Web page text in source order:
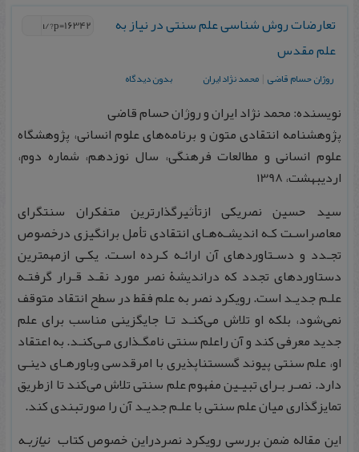
تعارضات روش شناسی علم سنتی در نیاز به
علم مقدس
روژان حسام قاضی |محمد نژاد ایران بدون دیدگاه
نویسنده: محمد نژاد ایران و روژان حسام قاضی
پژوهشنامه انتقادی متون و برنامه‌های علوم انسانی، پژوهشگاه
علوم انسانی و مطالعات فرهنگی، سال نوزدهم، شماره دوم،
اردیبهشت، 1398
سید حسین نصریکی ازتأثیرگذارترین متفکران سنت­گرای
معاصراسـت کـه اندیشـه‌­هـای انتقادی تأمل برانگیزی درخصوص
تجـدد و دسـتاوردهای آن ارائـه کـرده اسـت. یکـی ازمهمترین
دستاوردهای تجدد که دراندیشۀ نصر مورد نقـد قـرار گرفتـه
علـم جدیـد است. رویکرد نصر به علم فقط در سطح انتقاد متوقف
نمی­‌شود، بلکه او تلاش می­‌کنـد تـا جایگزینی مناسب برای علم
جدید معرفی کند و آن راعلم سنتی نامگـذاری مـی‌کنـد. به اعتقاد
او، علم سنتی پیوند گسستناپذیری با امرقدسی وباورهـای دینـی
دارد. نصـر بـرای تبیـین مفهوم علم سنتی تلاش می­‌کند تا ازطریق
تمایزگذاری میان علم سنتی با علـم جدیـد آن را صورتبندی کند.
این مقاله ضمن بررسی رویکرد نصردراین خصوص کتابنیازبـه